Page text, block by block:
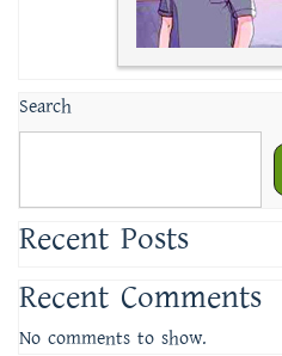
Search
Recent Posts
Recent Comments
No comments to show.